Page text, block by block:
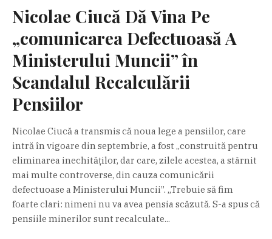
Nicolae Ciucă Dă Vina Pe
„comunicarea Defectuoasă A
Ministerului Muncii” în
Scandalul Recalculării
Pensiilor
Nicolae Ciucă a transmis că noua lege a pensiilor, care
intră în vigoare din septembrie, a fost „construită pentru
eliminarea inechităților, dar care, zilele acestea, a stârnit
mai multe controverse, din cauza comunicării
defectuoase a Ministerului Muncii”. „Trebuie să fim
foarte clari: nimeni nu va avea pensia scăzută. S-a spus că
pensiile minerilor sunt recalculate...